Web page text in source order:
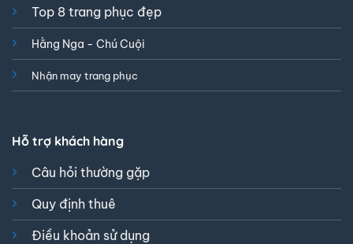
Top 8 trang phục đẹp
Hằng Nga - Chú Cuội
Nhận may trang phục
Hỗ trợ khách hàng
Câu hỏi thường gặp
Quy định thuê
Điều khoản sử dụng